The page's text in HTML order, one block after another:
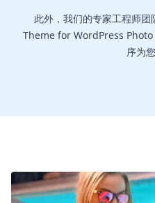
此外，我们的专家工程师
Theme for WordPress
序为